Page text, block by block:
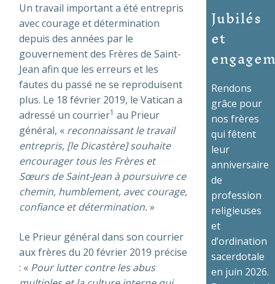
Un travail important a été entrepris
avec courage et détermination
depuis des années par le
gouvernement des Frères de Saint-
Jean afin que les erreurs et les
fautes du passé ne se reproduisent
plus. Le 18 février 2019, le Vatican a
adressé un courrier1 au Prieur
général, « reconnaissant le travail
entrepris, [le Dicastère] souhaite
encourager tous les Frères et
Sœurs de Saint-Jean à poursuivre ce
chemin, humblement, avec courage,
confiance et détermination.»
Le Prieur général dans son courrier
aux frères du 20 février 2019 précise
: « Pour lutter contre les abus
Jubilés
et
Rendons
grâce pour
nos frères
qui fêtent
leur
anniversaire
de
profession
religieuses
et
d’ordination
sacerdotale
en juin 2026.